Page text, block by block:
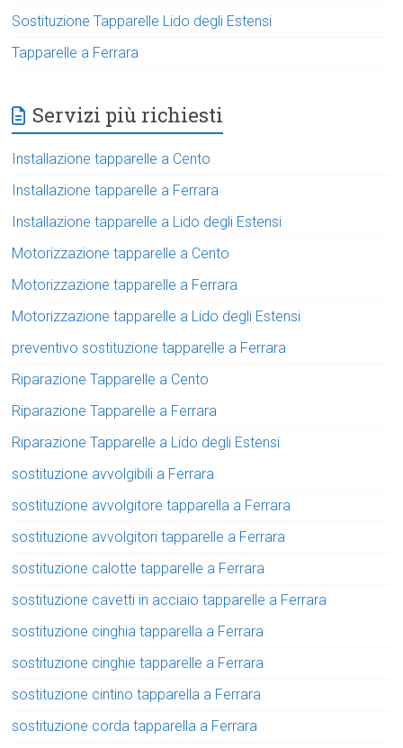
Sostituzione Tapparelle Lido degli Estensi
Tapparelle a Ferrara
Servizi più richiesti
Installazione tapparelle a Cento
Installazione tapparelle a Ferrara
Installazione tapparelle a Lido degli Estensi
Motorizzazione tapparelle a Cento
Motorizzazione tapparelle a Ferrara
Motorizzazione tapparelle a Lido degli Estensi
preventivo sostituzione tapparelle a Ferrara
Riparazione Tapparelle a Cento
Riparazione Tapparelle a Ferrara
Riparazione Tapparelle a Lido degli Estensi
sostituzione avvolgibili a Ferrara
sostituzione avvolgitore tapparella a Ferrara
sostituzione avvolgitori tapparelle a Ferrara
sostituzione calotte tapparelle a Ferrara
sostituzione cavetti in acciaio tapparelle a Ferrara
sostituzione cinghia tapparella a Ferrara
sostituzione cinghie tapparelle a Ferrara
sostituzione cintino tapparella a Ferrara
sostituzione corda tapparella a Ferrara